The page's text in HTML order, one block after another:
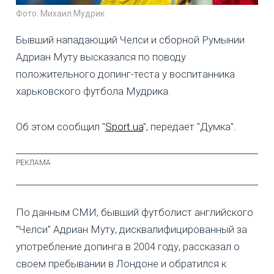
Фото: Михаил Мудрик
Бывший нападающий Челси и сборной Румынии
Адриан Муту высказался по поводу
положительного допинг-теста у воспитанника
харьковского футбола Мудрика.
Об этом сообщил "Sport.ua", передает "Думка".
По данным СМИ, бывший футболист английского
"Челси" Адриан Муту, дисквалифицированный за
употребление допинга в 2004 году, рассказал о
своем пребывании в Лондоне и обратился к